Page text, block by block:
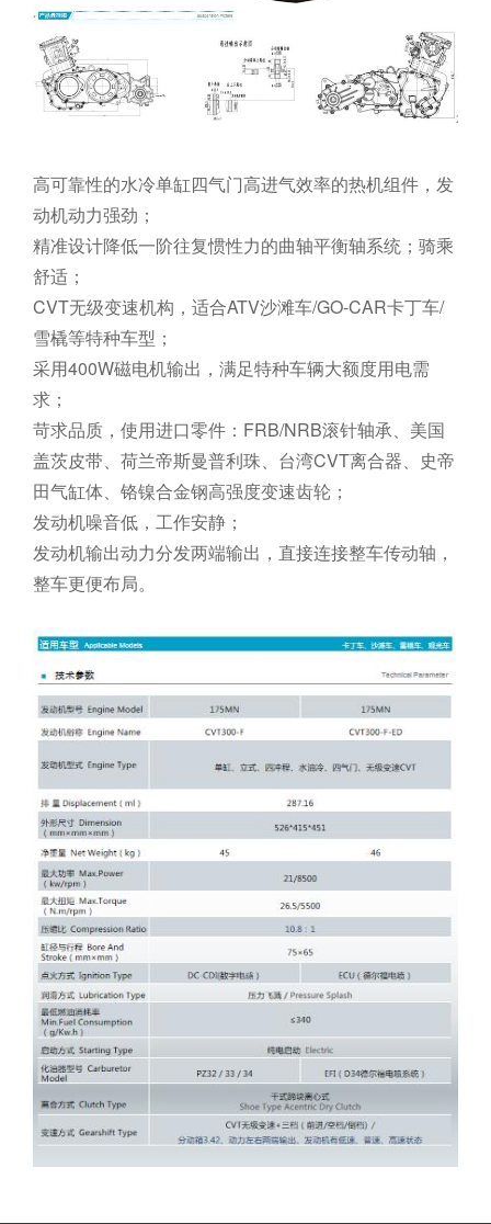
高可靠性的水冷单缸四气门高进气效率的热机组件，发
动机动力强劲；
精准设计降低一阶往复惯性力的曲轴平衡轴系统；骑乘
舒适；
CVT无级变速机构，适合ATV沙滩车/GO-CAR卡丁车/
雪橇等特种车型；
采用400W磁电机输出，满足特种车辆大额度用电需
求；
苛求品质，使用进口零件：FRB/NRB滚针轴承、美国
盖茨皮带、荷兰帝斯曼普利珠、台湾CVT离合器、史帝
田气缸体、铬镍合金钢高强度变速齿轮；
发动机噪音低，工作安静；
发动机输出动力分发两端输出，直接连接整车传动轴，
整车更便布局。